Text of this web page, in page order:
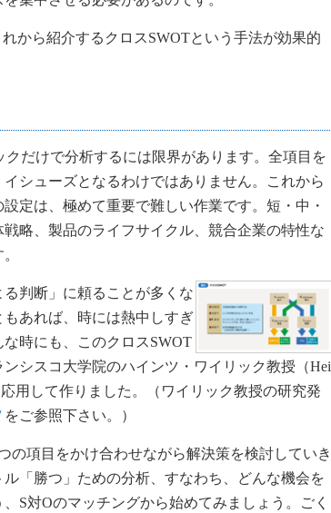
から紹介するクロスSWOTという手法が効果的
だけで分析するには限界があります。全項目を
シューズとなるわけではありません。これから
定は、極めて重要で難しい作業です。短・中・
略、製品のライフサイクル、競合企業の特性な
判断」に頼ることが多くな
あれば、時には熱中しすぎ
時にも、このクロスSWOT
シスコ大学院のハインツ・ワイリック教授（Hei
用して作りました。（ワイリック教授の研究発
をご参照下さい。）
項目をかけ合わせながら解決策を検討していき
「勝つ」ための分析、すなわち、どんな機会を
S対Oのマッチングから始めてみましょう。ごく